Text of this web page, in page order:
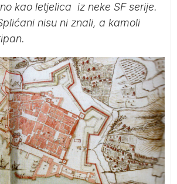
kao letjelica iz neke SF serije.
nisu ni znali, a kamoli